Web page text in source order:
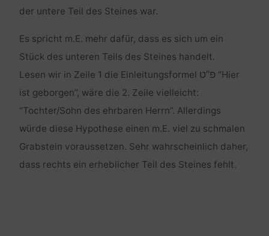
der untere Teil des Steines war.
Es spricht m.E. mehr dafür, dass es sich um ein
Stück des unteren Teils des Steines handelt.
Lesen wir in Zeile 1 die Einleitungsformel פ”ט “Hier
ist geborgen”, wäre die 2. Zeile vielleicht:
“Tochter/Sohn des ehrbaren Herrn”. Allerdings
würde diese Hypothese einen m.E. viel zu schmalen
Grabstein voraussetzen. Sehr wahrscheinlich daher,
dass rechts ein erheblicher Teil des Steines fehlt.